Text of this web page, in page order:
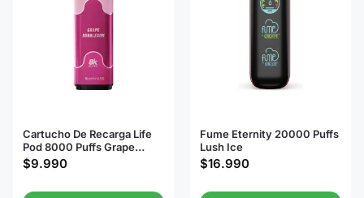
Cartucho De Recarga Life
Pod 8000 Puffs Grape
Bubblegum
$9.990
Fume Eternity 20000 Puffs
Lush Ice
$16.990